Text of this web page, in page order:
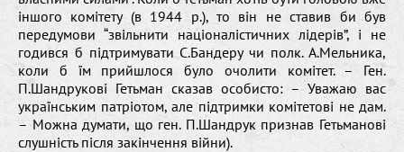
іншого комітету (в 1944 р.), то він не ставив би був
передумови “звільнити націоналістичних лідерів”, і не
годився б підтримувати С.Бандеру чи полк. А.Мельника,
коли б їм прийшлося було очолити комітет. – Ген.
П.Шандрукові Гетьман сказав особисто: – Уважаю вас
українським патріотом, але підтримки комітетові не дам.
– Можна думати, що ген. П.Шандрук признав Гетьманові
слушність після закінчення війни).